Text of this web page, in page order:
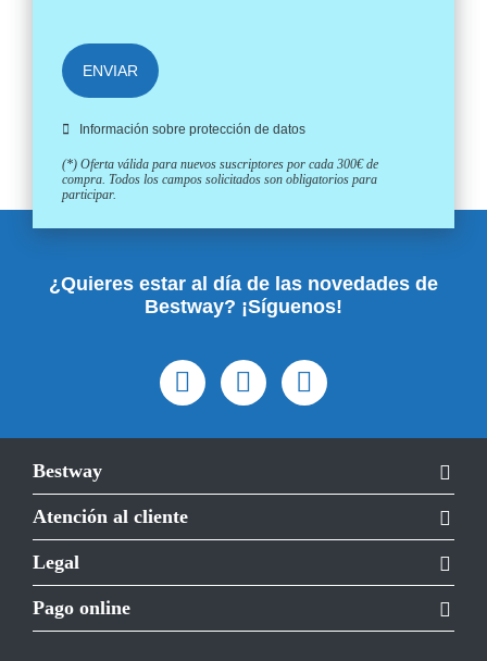
ENVIAR
Información sobre protección de datos
(*) Oferta válida para nuevos suscriptores por cada 300€ de
compra. Todos los campos solicitados son obligatorios para
participar.
¿Quieres estar al día de las novedades de
Bestway? ¡Síguenos!
Bestway
Atención al cliente
Legal
Pago online